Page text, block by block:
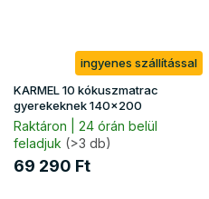
ingyenes szállítással
KARMEL 10 kókuszmatrac
gyerekeknek 140x200
Raktáron | 24 órán belül
feladjuk (>3 db)
69 290 Ft